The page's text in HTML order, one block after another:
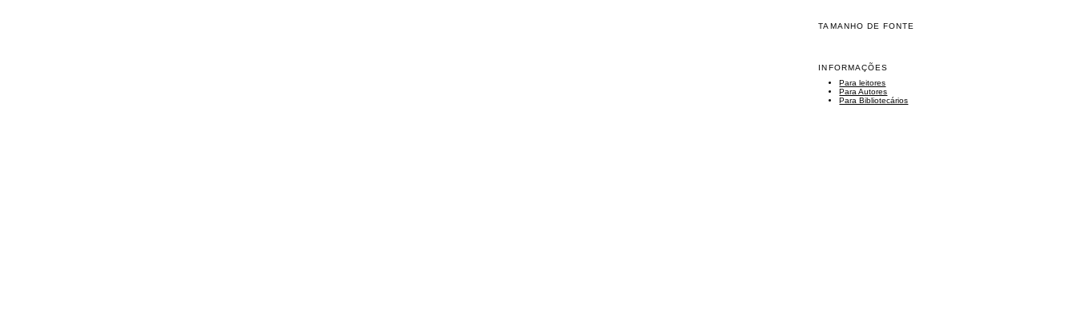
TAMANHO DE FONTE
INFORMAÇÕES
Para leitores
Para Autores
Para Bibliotecários